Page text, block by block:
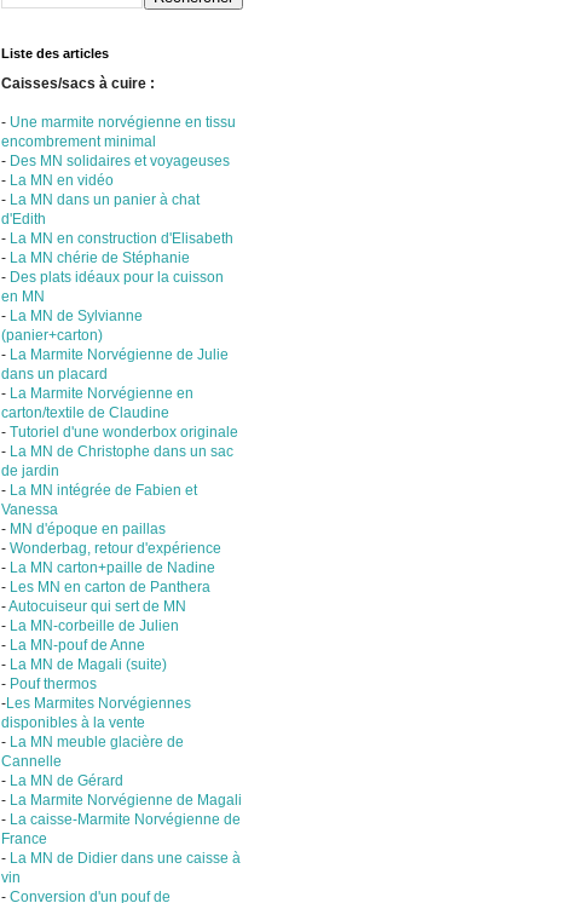
Liste des articles
Caisses/sacs à cuire :
- Une marmite norvégienne en tissu
encombrement minimal
- Des MN solidaires et voyageuses
- La MN en vidéo
- La MN dans un panier à chat
d'Edith
- La MN en construction d'Elisabeth
- La MN chérie de Stéphanie
- Des plats idéaux pour la cuisson
en MN
- La MN de Sylvianne
(panier+carton)
- La Marmite Norvégienne de Julie
dans un placard
- La Marmite Norvégienne en
carton/textile de Claudine
- Tutoriel d'une wonderbox originale
- La MN de Christophe dans un sac
de jardin
- La MN intégrée de Fabien et
Vanessa
- MN d'époque en paillas
- Wonderbag, retour d'expérience
- La MN carton+paille de Nadine
- Les MN en carton de Panthera
-Autocuiseur qui sert de MN
- La MN-corbeille de Julien
- La MN-pouf de Anne
- La MN de Magali (suite)
- Pouf thermos
-Les Marmites Norvégiennes
disponibles à la vente
- La MN meuble glacière de
Cannelle
- La MN de Gérard
- La Marmite Norvégienne de Magali
- La caisse-Marmite Norvégienne de
France
- La MN de Didier dans une caisse à
vin
- Conversion d'un pouf de